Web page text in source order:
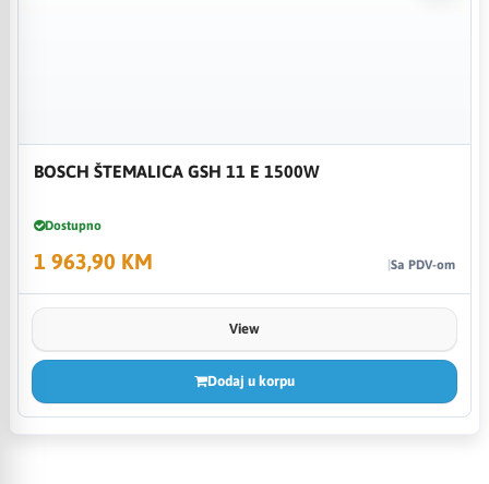
BOSCH ŠTEMALICA GSH 11 E 1500W
Dostupno
1 963,90 KM Sa PDV-om
View
Dodaj u korpu